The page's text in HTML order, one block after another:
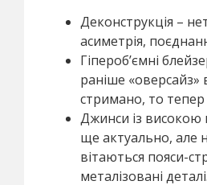
Деконструкція –
асиметрія,
Гіпероб’ємні
раніше «оверсайз»
стримано, то
Джинси із високою
ще актуально, але
вітаються пояси-
металізовані деталі.